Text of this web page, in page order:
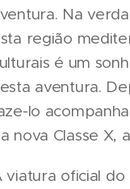
Na
região
é um
aventura.
lo
nova Classe X,
viatura oficial